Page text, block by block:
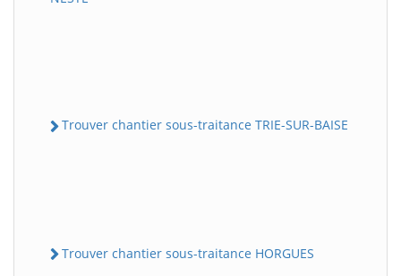
Trouver chantier sous-traitance TRIE-SUR-BAISE
Trouver chantier sous-traitance HORGUES